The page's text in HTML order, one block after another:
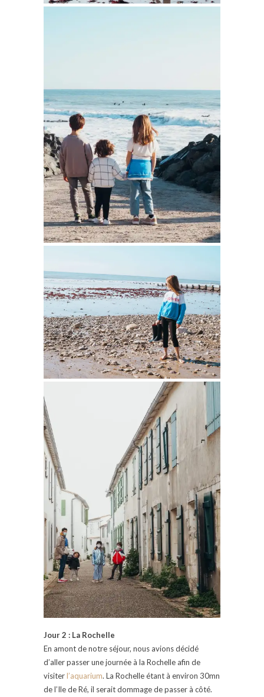
Jour 2 : La Rochelle
En amont de notre séjour, nous avions décidé
d’aller passer une journée à la Rochelle afin de
visiterl’aquarium. La Rochelle étant à environ 30mn
de l’Ile de Ré, il serait dommage de passer à côté.